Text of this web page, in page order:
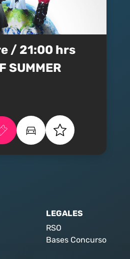
/ 21:00 hrs
SUMMER
LEGALES
RSO
Bases Concurso